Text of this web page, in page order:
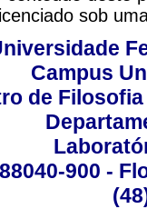
licenciado sob
Campus
de
88040-900 -